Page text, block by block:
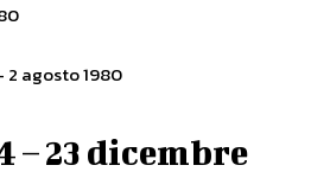
agosto 1980
– 23 dicembre